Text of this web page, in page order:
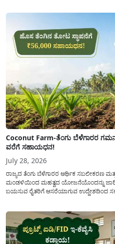
Coconut Farm-ತೆಂಗು ಬೆಳೆಗಾರರ
ವರೆಗೆ ಸಹಾಯಧನ!
July 28, 2026
ರಾಜ್ಯದ ತೆಂಗು ಬೆಳೆಗಾರರ ಆರ್ಥಿಕ ಸಬಲೀಕರಣ ಮತ್ತು
ಮಂಡಳಿಯಿಂದ ಮಹತ್ವದ ಯೋಜನೆಯೊಂದನ್ನು
ಬಯಸುವ ರೈತರಿಗೆ ಆಸರೆಯಾಗುವ ಉದ್ದೇಶದಿಂದ